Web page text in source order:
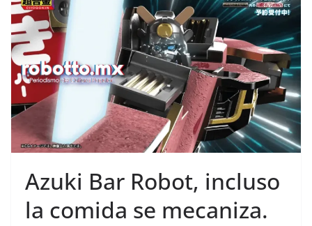
Azuki Bar Robot, incluso
la comida se mecaniza.